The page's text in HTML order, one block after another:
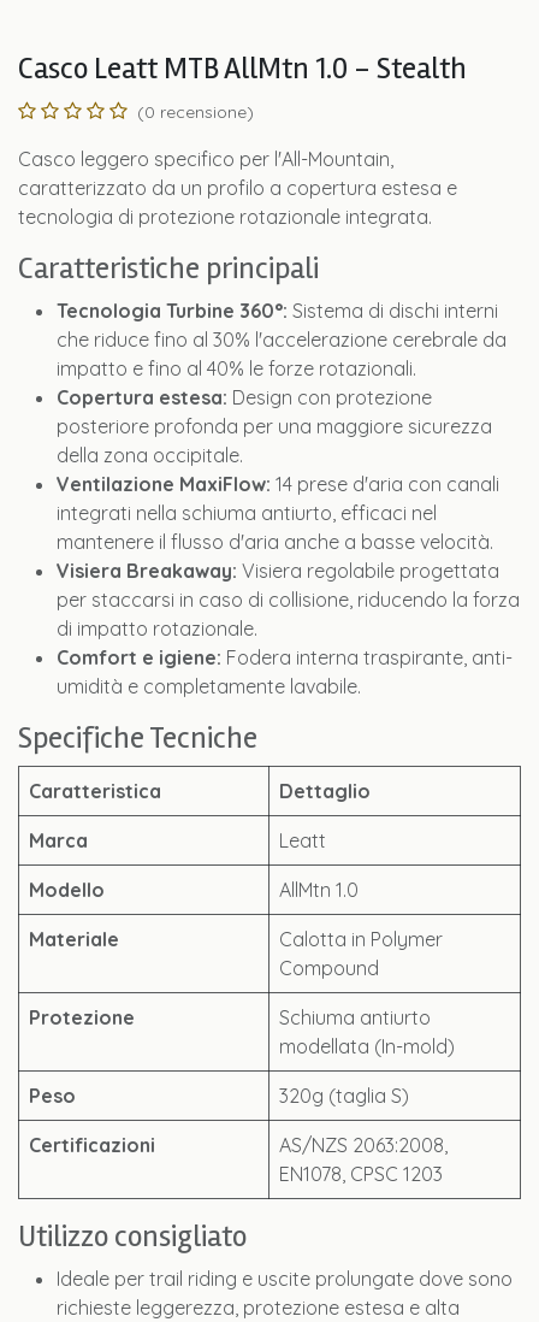
Casco Leatt MTB AllMtn 1.0 - Stealth
(0 recensione)
Casco leggero specifico per l'All-Mountain,
caratterizzato da un profilo a copertura estesa e
tecnologia di protezione rotazionale integrata.
Caratteristiche principali
Tecnologia Turbine 360°: Sistema di dischi interni
che riduce fino al 30% l'accelerazione cerebrale da
impatto e fino al 40% le forze rotazionali.
Copertura estesa: Design con protezione
posteriore profonda per una maggiore sicurezza
della zona occipitale.
Ventilazione MaxiFlow: 14 prese d'aria con canali
integrati nella schiuma antiurto, efficaci nel
mantenere il flusso d'aria anche a basse velocità.
Visiera Breakaway: Visiera regolabile progettata
per staccarsi in caso di collisione, riducendo la forza
di impatto rotazionale.
Comfort e igiene: Fodera interna traspirante, anti-
umidità e completamente lavabile.
Specifiche Tecniche
Caratteristica Dettaglio
Marca Leatt
Modello AllMtn 1.0
Materiale
Calotta in Polymer
Compound
Protezione
Schiuma antiurto
modellata (In-mold)
Peso 320g (taglia S)
Certificazioni
AS/NZS 2063:2008,
EN1078, CPSC 1203
Utilizzo consigliato
Ideale per trail riding e uscite prolungate dove sono
richieste leggerezza, protezione estesa e alta